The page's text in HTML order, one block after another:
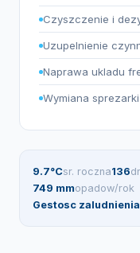
Czyszczenie i
Uzupelnienie
Naprawa ukladu
Wymiana
9.7°Csr. roczna136
749 mmopadow/rok
Gestosc zaludnienia